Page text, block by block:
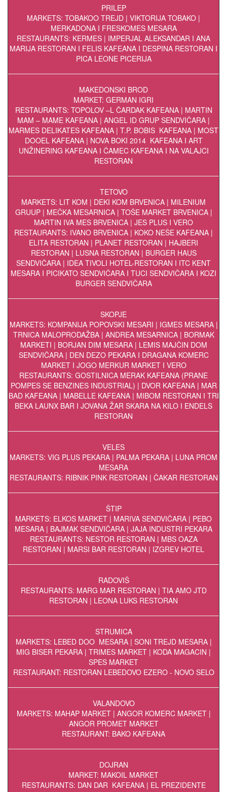
PRILEP
MARKETS: TOBAKOO TREJD | VIKTORIJA TOBAKO |
MERKADONA I FRESKOMES MESARA
RESTAURANTS: KERMES | IMPERJAL ALEKSANDAR I ANA
MARIJA RESTORAN I FELIS KAFEANA I DESPINA RESTORAN I
PICA LEONE PICERIJA
MAKEDONSKI BROD
MARKET: GERMAN IGRI
RESTAURANTS: TOPOLOV –L ČARDAK KAFEANA | MARTIN
MAM – MAME KAFEANA | ANGEL ID GRUP SENDVIČARA |
MARMES DELIKATES KAFEANA | T.P. BOBIS KAFEANA | MOST
DOOEL KAFEANA | NOVA BOKI 2014 KAFEANA I ART
UNŽINERING KAFEANA I ČAMEC KAFEANA I NA VALAJCI
RESTORAN
TETOVO
MARKETS: LIT KOM | DEKI KOM BRVENICA | MILENIUM
GRUUP | MEČKA MESARNICA | TOŠE MARKET BRVENICA |
MARTIN IVA MES BRVENICA | JES PLUS I VERO
RESTAURANTS: IVANO BRVENICA | KOKO NEŠE KAFEANA |
ELITA RESTORAN | PLANET RESTORAN | HAJBERI
RESTORAN | LUSNA RESTORAN | BURGER HAUS
SENDVIČARA | IDEA TIVOLI HOTEL-RESTORAN I ITC KENT
MESARA I PICIKATO SENDVIČARA I TUCI SENDVIČARA I KOZI
BURGER SENDVIČARA
SKOPJE
MARKETS: KOMPANIJA POPOVSKI MESARI | IGMES MESARA |
TRNICA MALOPRODAŽBA | ANDREA MESARNICA | BORMAK
MARKETI | BORJAN DIM MESARA | LEMIS MAJČIN DOM
SENDVIČARA | DEN DEZO PEKARA I DRAGANA KOMERC
MARKET I JOGO MERKUR MARKET I VERO
RESTAURANTS: GOSTILNICA MERAK KAFEANA (PRANE
POMPES SE BENZINES INDUSTRIAL) | DVOR KAFEANA | MAR
BAD KAFEANA | MABELLE KAFEANA | MIBOM RESTORAN I TRI
BEKA LAUNX BAR I JOVANA ŽAR SKARA NA KILO I ENDELS
RESTORAN
VELES
MARKETS: VIG PLUS PEKARA | PALMA PEKARA | LUNA PROM
MESARA
RESTAURANTS: RIBNIK PINK RESTORAN | ČAKAR RESTORAN
ŠTIP
MARKETS: ELKOS MARKET | MARIVA SENDVIČARA | PEBO
MESARA | BAJMAK SENDVIČARA | JAJA INDUSTRI PEKARA
RESTAURANTS: NESTOR RESTORAN | MBS OAZA
RESTORAN | MARSI BAR RESTORAN | IZGREV HOTEL
RADOVIŠ
RESTAURANTS: MARG MAR RESTORAN | TIA AMO JTD
RESTORAN | LEONA LUKS RESTORAN
STRUMICA
MARKETS: LEBED DOO MESARA | SONI TREJD MESARA |
MIG BISER PEKARA | TRIMES MARKET | KODA MAGACIN |
SPES MARKET
RESTAURANT: RESTORAN LEBEDOVO EZERO - NOVO SELO
VALANDOVO
MARKETS: MAHAP MARKET | ANGOR KOMERC MARKET |
ANGOR PROMET MARKET
RESTAURANT: BAKO KAFEANA
DOJRAN
MARKET: MAKOIL MARKET
RESTAURANTS: DAN DAR KAFEANA | EL PREZIDENTE